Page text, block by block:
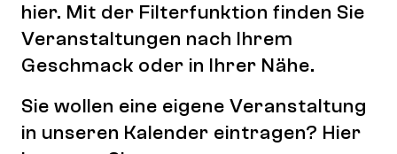
hier. Mit der Filterfunktion finden Sie
Veranstaltungen nach Ihrem
Geschmack oder in Ihrer Nähe.
Sie wollen eine eigene Veranstaltung
in unseren Kalender eintragen? Hier